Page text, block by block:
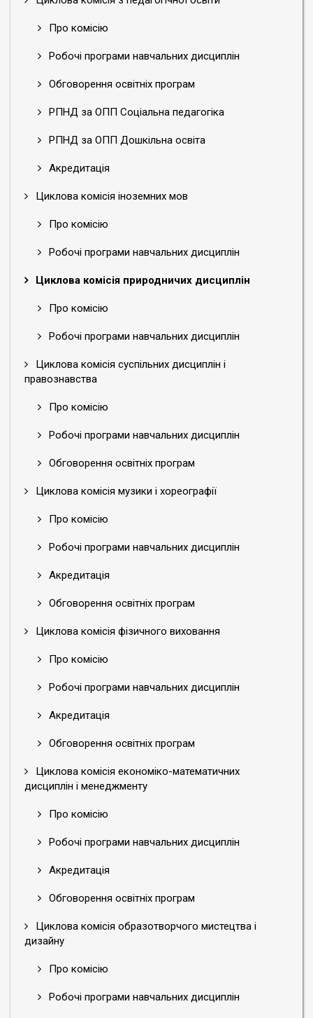
Про комісію
Робочі програми навчальних дисциплін
Обговорення освітніх програм
РПНД за ОПП Соціальна педагогіка
РПНД за ОПП Дошкільна освіта
Акредитація
Циклова комісія іноземних мов
Про комісію
Робочі програми навчальних дисциплін
Циклова комісія природничих дисциплін
Про комісію
Робочі програми навчальних дисциплін
Циклова комісія суспільних дисциплін і
правознавства
Про комісію
Робочі програми навчальних дисциплін
Обговорення освітніх програм
Циклова комісія музики і хореографії
Про комісію
Робочі програми навчальних дисциплін
Акредитація
Обговорення освітніх програм
Циклова комісія фізичного виховання
Про комісію
Робочі програми навчальних дисциплін
Акредитація
Обговорення освітніх програм
Циклова комісія економіко-математичних
дисциплін і менеджменту
Про комісію
Робочі програми навчальних дисциплін
Акредитація
Обговорення освітніх програм
Циклова комісія образотворчого мистецтва і
дизайну
Про комісію
Робочі програми навчальних дисциплін